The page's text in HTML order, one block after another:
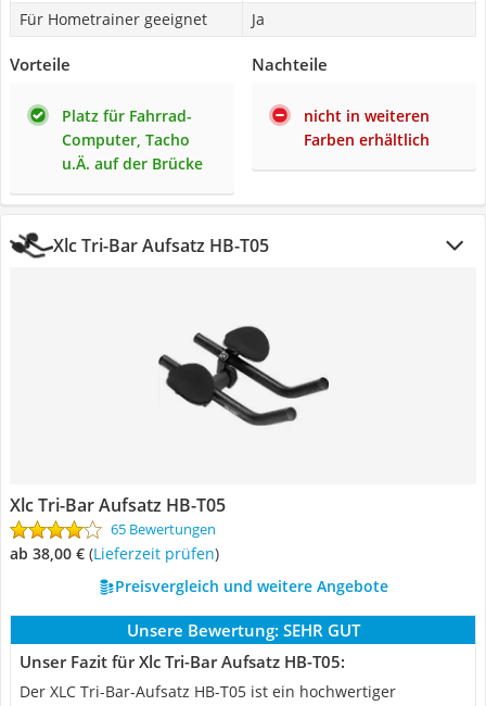
Für Hometrainer geeignet
Ja
Vorteile
Platz für Fahrrad-
Computer, Tacho
u.Ä. auf der Brücke
Nachteile
nicht in weiteren
Farben erhältlich
Xlc Tri-Bar Aufsatz HB-T05
Xlc Tri-Bar Aufsatz HB-T05
65 Bewertungen
ab 38,00 € (Lieferzeit prüfen)
Preisvergleich und weitere Angebote
Unsere Bewertung: SEHR GUT
Unser Fazit für Xlc Tri-Bar Aufsatz HB-T05:
Der XLC Tri-Bar-Aufsatz HB-T05 ist ein hochwertiger